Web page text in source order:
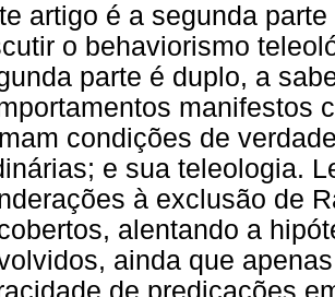
artigo é a segunda
o behaviorismo
parte é duplo, a
manifestos
condições de
e sua teleologia.
à exclusão de
alentando a
ainda que